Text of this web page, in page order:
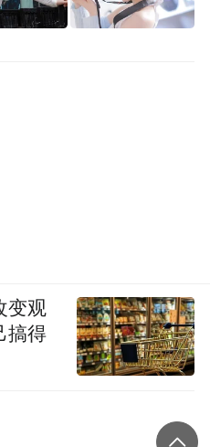
变观
搞得